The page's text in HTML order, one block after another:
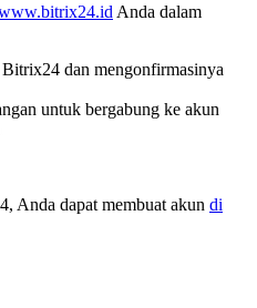
Anda dalam
dan mengonfirmasinya
untuk bergabung ke akun
Anda dapat membuat akun di